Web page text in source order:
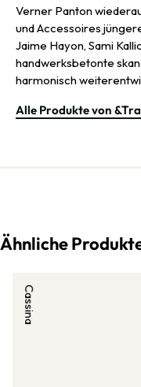
Verner Panton
und Accessoires
Jaime Hayon, Sami
handwerksbetonte
harmonisch
Alle Produkte von
Ähnliche
Cassina